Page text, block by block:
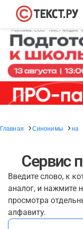
Главная Синонимы на
Сервис
Введите слово, к
аналог, и нажмите
просмотра
алфавиту.